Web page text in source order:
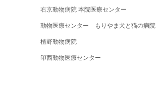
右京動物病院 本院医療センター
動物医療センター もりやま犬と猫の病院
植野動物病院
印西動物医療センター